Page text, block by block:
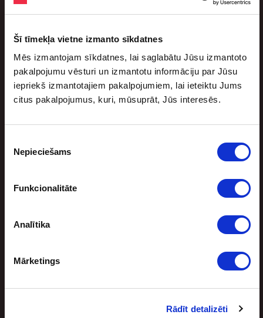
Šī tīmekļa vietne izmanto sīkdatnes
Mēs izmantojam sīkdatnes, lai saglabātu Jūsu izmantoto
pakalpojumu vēsturi un izmantotu informāciju par Jūsu
iepriekš izmantotajiem pakalpojumiem, lai ieteiktu Jums
citus pakalpojumus, kuri, mūsuprāt, Jūs interesēs.
izvēle
Nepieciešams
Funkcionalitāte
Analītika
Mārketings
Rādīt detalizēti
augusts 3, 2026
asociācijas (NBA) sezona. Jaunajā sezonā trīs mači
paredzēti arī ārpus ASV. Tā būs lieliska […]
Sporta bonuss